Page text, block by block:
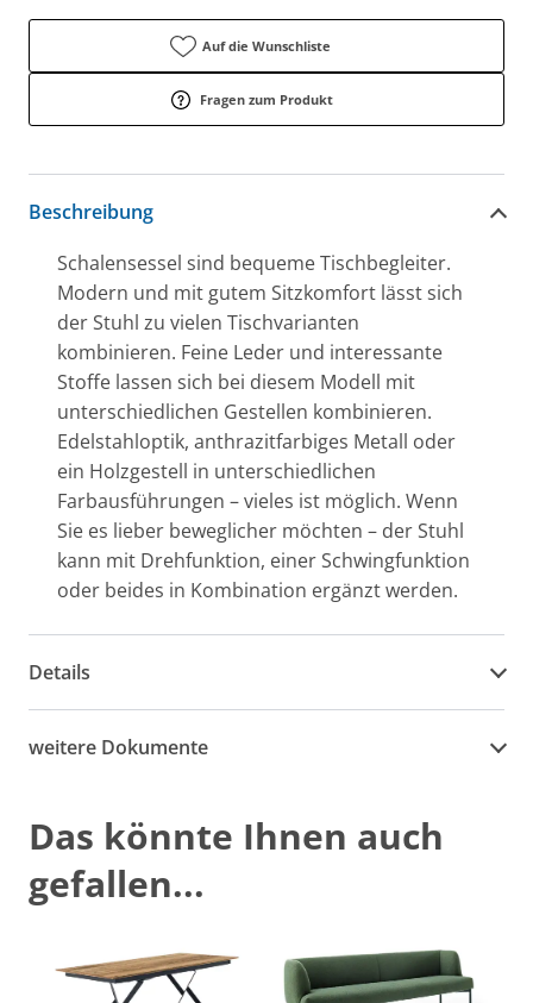
Auf die Wunschliste
Fragen zum Produkt
Beschreibung
Schalensessel sind bequeme Tischbegleiter.
Modern und mit gutem Sitzkomfort lässt sich
der Stuhl zu vielen Tischvarianten
kombinieren. Feine Leder und interessante
Stoffe lassen sich bei diesem Modell mit
unterschiedlichen Gestellen kombinieren.
Edelstahloptik, anthrazitfarbiges Metall oder
ein Holzgestell in unterschiedlichen
Farbausführungen – vieles ist möglich. Wenn
Sie es lieber beweglicher möchten – der Stuhl
kann mit Drehfunktion, einer Schwingfunktion
oder beides in Kombination ergänzt werden.
Details
weitere Dokumente
Das könnte Ihnen auch
gefallen...